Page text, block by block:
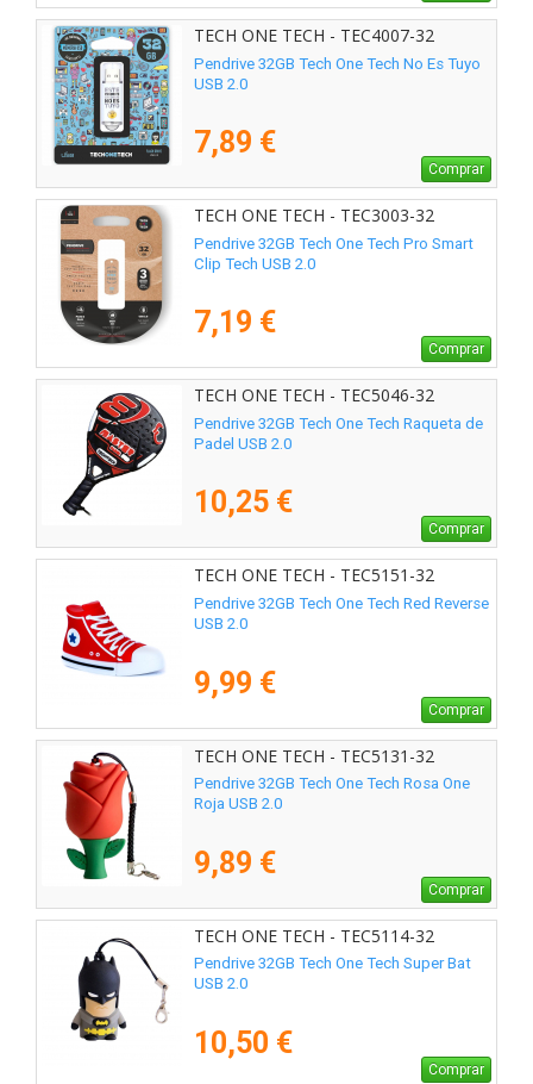
TECH ONE TECH - TEC4007-32
Pendrive 32GB Tech One Tech No Es Tuyo
USB 2.0
7,89 €
Comprar
TECH ONE TECH - TEC3003-32
Pendrive 32GB Tech One Tech Pro Smart
Clip Tech USB 2.0
7,19 €
Comprar
TECH ONE TECH - TEC5046-32
Pendrive 32GB Tech One Tech Raqueta de
Padel USB 2.0
10,25 €
Comprar
TECH ONE TECH - TEC5151-32
Pendrive 32GB Tech One Tech Red Reverse
USB 2.0
9,99 €
Comprar
TECH ONE TECH - TEC5131-32
Pendrive 32GB Tech One Tech Rosa One
Roja USB 2.0
9,89 €
Comprar
TECH ONE TECH - TEC5114-32
Pendrive 32GB Tech One Tech Super Bat
USB 2.0
10,50 €
Comprar